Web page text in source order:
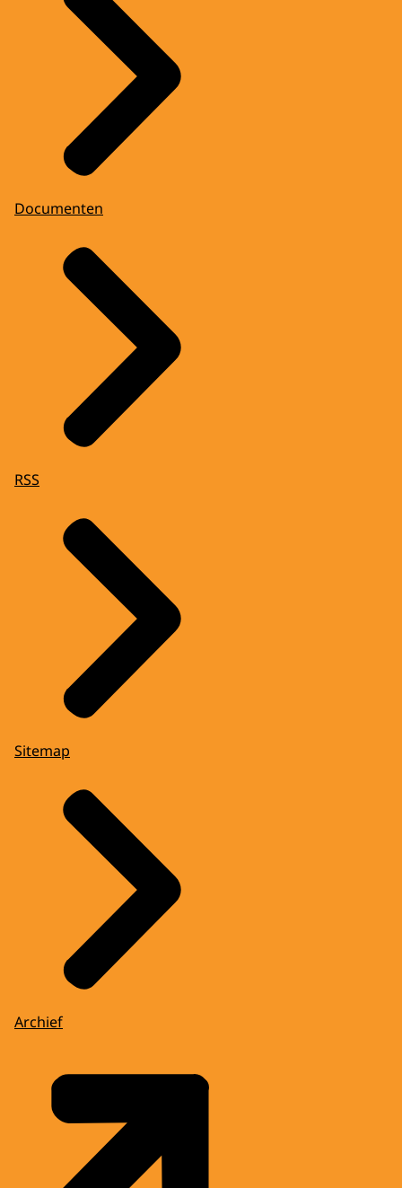
Documenten
RSS
Sitemap
Archief